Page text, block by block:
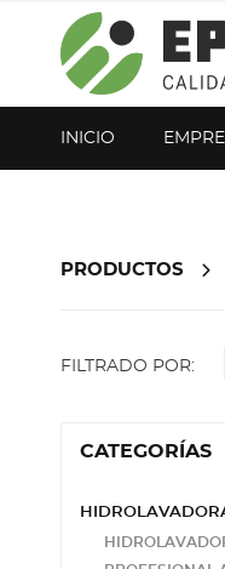
¿Olvidó su
INICIO
PRODUCTOS
FILTRADO POR:
CATEGORÍAS